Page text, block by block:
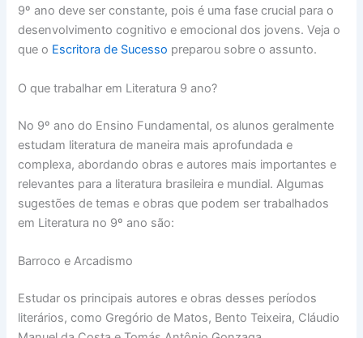
9º ano deve ser constante, pois é uma fase crucial para o
desenvolvimento cognitivo e emocional dos jovens. Veja o
que o Escritora de Sucesso preparou sobre o assunto.
O que trabalhar em Literatura 9 ano?
No 9º ano do Ensino Fundamental, os alunos geralmente
estudam literatura de maneira mais aprofundada e
complexa, abordando obras e autores mais importantes e
relevantes para a literatura brasileira e mundial. Algumas
sugestões de temas e obras que podem ser trabalhados
em Literatura no 9º ano são:
Barroco e Arcadismo
Estudar os principais autores e obras desses períodos
literários, como Gregório de Matos, Bento Teixeira, Cláudio